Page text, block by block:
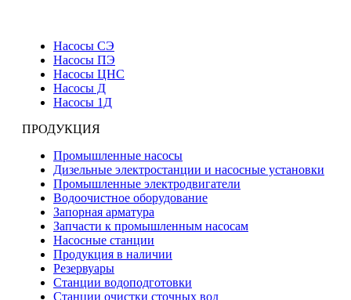
Насосы СЭ
Насосы ПЭ
Насосы ЦНС
Насосы Д
Насосы 1Д
ПРОДУКЦИЯ
Промышленные насосы
Дизельные электростанции и насосные установки
Промышленные электродвигатели
Водоочистное оборудование
Запорная арматура
Запчасти к промышленным насосам
Насосные станции
Продукция в наличии
Резервуары
Станции водоподготовки
Станции очистки сточных вод